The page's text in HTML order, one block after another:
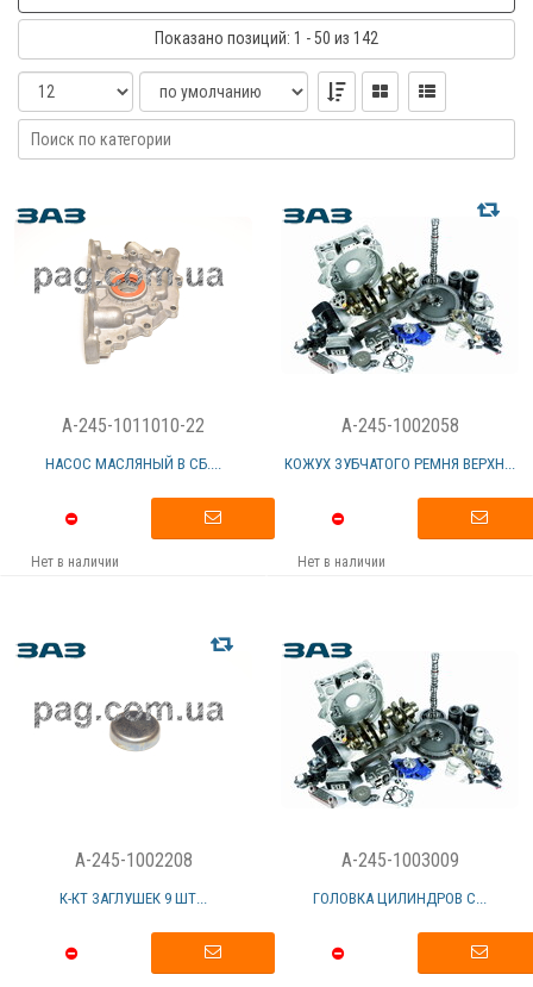
Показано позиций: 1 - 50 из 142
A-245-1011010-22
НАСОС МАСЛЯНЫЙ В СБ....
Нет в наличии
A-245-1002058
КОЖУХ ЗУБЧАТОГО РЕМНЯ ВЕРХН...
Нет в наличии
A-245-1002208
К-КТ ЗАГЛУШЕК 9 ШТ...
A-245-1003009
ГОЛОВКА ЦИЛИНДРОВ С...